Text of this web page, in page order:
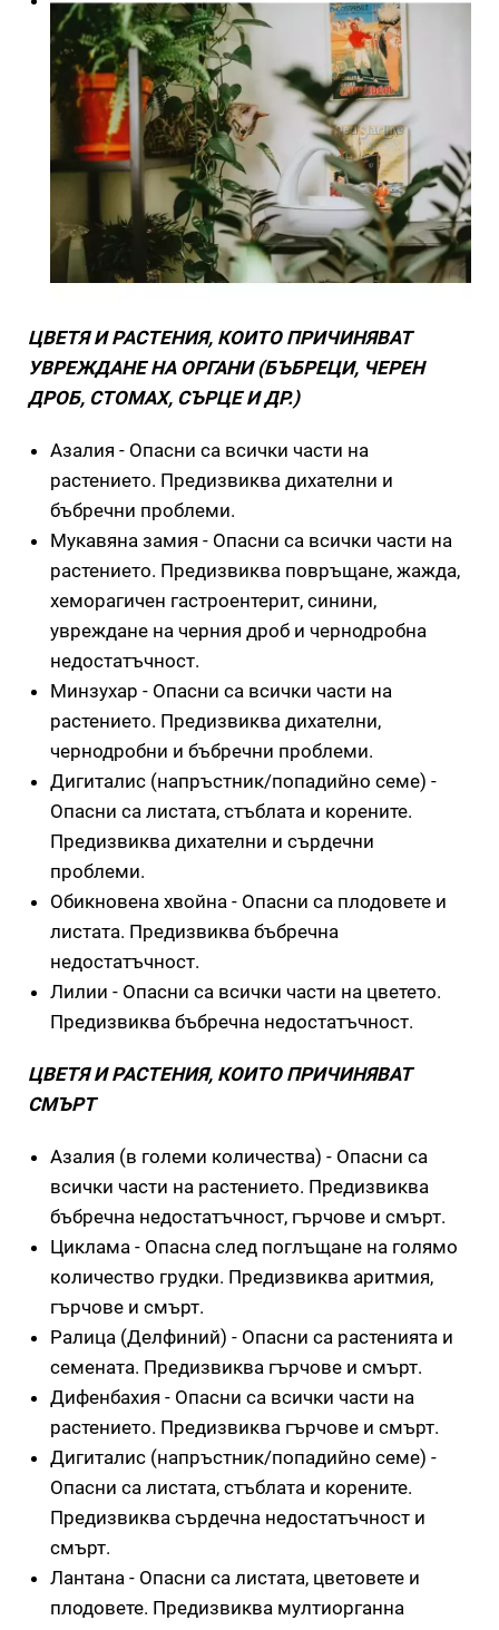
ЦВЕТЯ И РАСТЕНИЯ, КОИТО ПРИЧИНЯВАТ
УВРЕЖДАНЕ НА ОРГАНИ (БЪБРЕЦИ, ЧЕРЕН
ДРОБ, СТОМАХ, СЪРЦЕ И ДР.)
Азалия - Опасни са всички части на
растението. Предизвиква дихателни и
бъбречни проблеми.
Мукавяна замия - Опасни са всички части на
растението. Предизвиква повръщане, жажда,
хеморагичен гастроентерит, синини,
увреждане на черния дроб и чернодробна
недостатъчност.
Минзухар - Опасни са всички части на
растението. Предизвиква дихателни,
чернодробни и бъбречни проблеми.
Дигиталис (напръстник/попадийно семе) -
Опасни са листата, стъблата и корените.
Предизвиква дихателни и сърдечни
проблеми.
Обикновена хвойна - Опасни са плодовете и
листата. Предизвиква бъбречна
недостатъчност.
Лилии - Опасни са всички части на цветето.
Предизвиква бъбречна недостатъчност.
ЦВЕТЯ И РАСТЕНИЯ, КОИТО ПРИЧИНЯВАТ
СМЪРТ
Азалия (в големи количества) - Опасни са
всички части на растението. Предизвиква
бъбречна недостатъчност, гърчове и смърт.
Циклама - Опасна след поглъщане на голямо
количество грудки. Предизвиква аритмия,
гърчове и смърт.
Ралица (Делфиний) - Опасни са растенията и
семената. Предизвиква гърчове и смърт.
Дифенбахия - Опасни са всички части на
растението. Предизвиква гърчове и смърт.
Дигиталис (напръстник/попадийно семе) -
Опасни са листата, стъблата и корените.
Предизвиква сърдечна недостатъчност и
смърт.
Лантана - Опасни са листата, цветовете и
плодовете. Предизвиква мултиорганна